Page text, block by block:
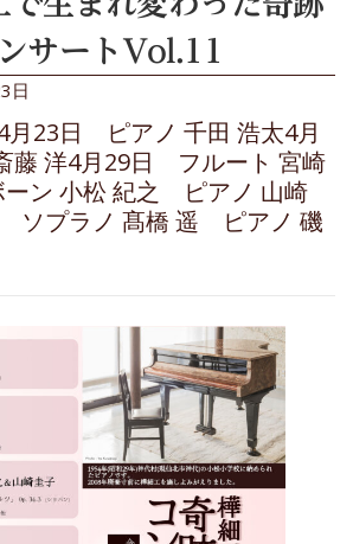
サートVol.11
日
月23日 ピアノ 千田 浩太4月
藤 洋4月29日 フルート 宮崎
ン 小松 紀之 ピアノ 山崎
プラノ 髙橋 遥 ピアノ 磯